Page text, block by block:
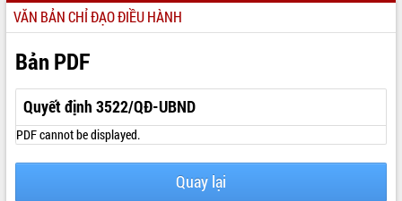
GIỚI THIỆU
LÃNH ĐẠO UBND TỈNH
TIN TỨC SỰ KIỆN
SỞ, BAN, NGÀNH
UBND CÁC XÃ, PHƯỜNG
THÔNG TIN CHỈ ĐẠO ĐIỀU HÀNH
VĂN BẢN CHỈ ĐẠO ĐIỀU HÀNH
Bản PDF
Quyết định 3522/QĐ-UBND
PDF cannot be displayed.
Quay lại